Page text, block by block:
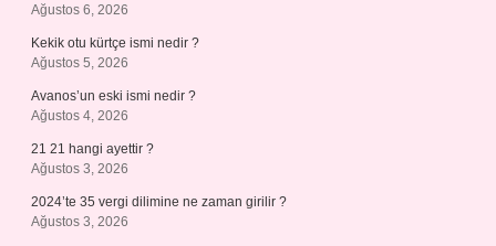
Ağustos 6, 2026
Kekik otu kürtçe ismi nedir ?
Ağustos 5, 2026
Avanos’un eski ismi nedir ?
Ağustos 4, 2026
21 21 hangi ayettir ?
Ağustos 3, 2026
2024’te 35 vergi dilimine ne zaman girilir ?
Ağustos 3, 2026